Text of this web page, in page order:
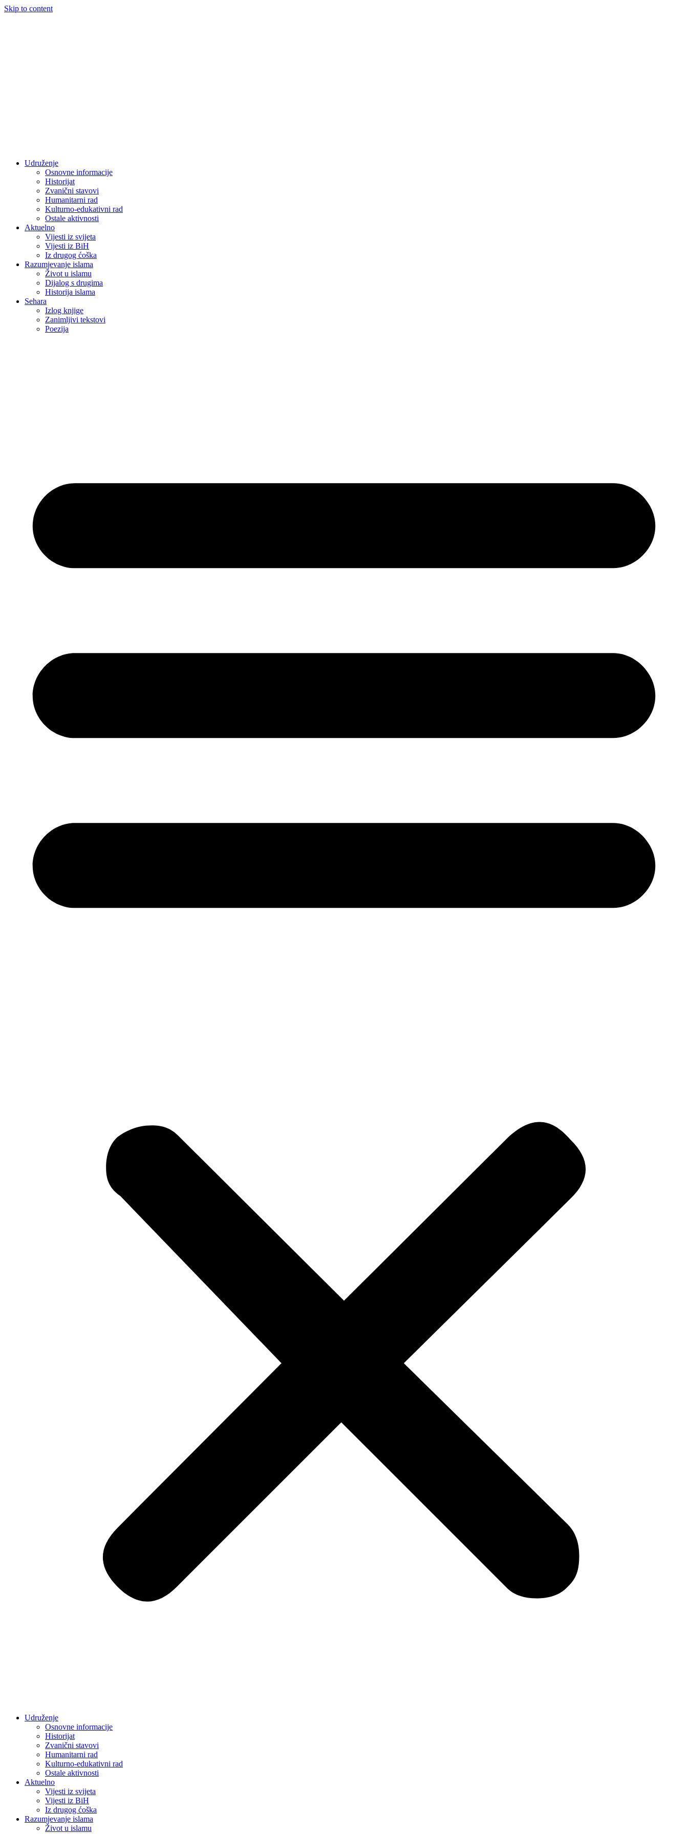
Skip to content
Udruženje
Osnovne informacije
Historijat
Zvanični stavovi
Humanitarni rad
Kulturno-edukativni rad
Ostale aktivnosti
Aktuelno
Vijesti iz svijeta
Vijesti iz BiH
Iz drugog ćoška
Razumjevanje islama
Život u islamu
Dijalog s drugima
Historija islama
Sehara
Izlog knjige
Zanimljivi tekstovi
Poezija
Udruženje
Osnovne informacije
Historijat
Zvanični stavovi
Humanitarni rad
Kulturno-edukativni rad
Ostale aktivnosti
Aktuelno
Vijesti iz svijeta
Vijesti iz BiH
Iz drugog ćoška
Razumjevanje islama
Život u islamu